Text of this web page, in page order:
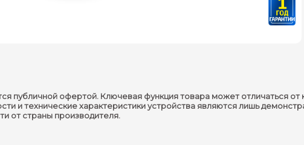
публичной офертой. Ключевая функция товара может отличаться
и технические характеристики устройства являются лишь
от страны производителя.